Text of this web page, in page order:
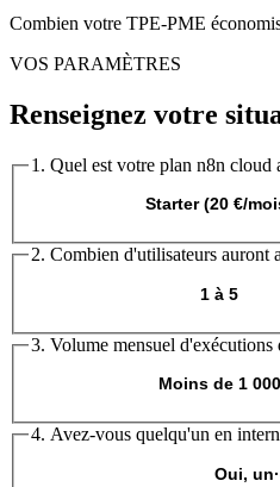
Combien votre TPE-PME
VOS PARAMÈTRES
Renseignez votre
1. Quel est votre plan n8n cloud
Starter (20 €/
2. Combien d'utilisateurs auront
1 à 5
3. Volume mensuel
Moins de 1 000
4. Avez-vous quelqu'un en
Oui,